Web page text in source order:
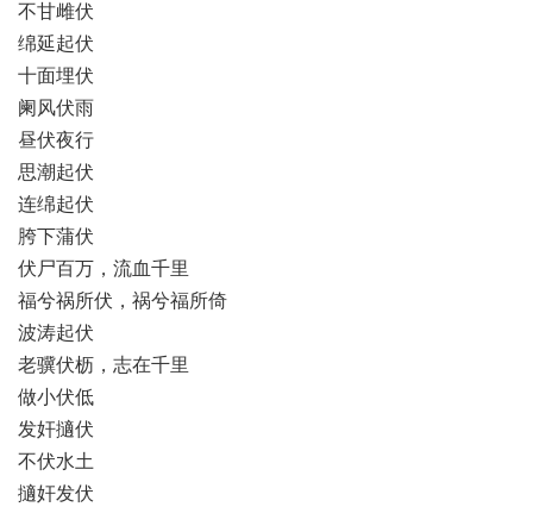
不甘雌伏
绵延起伏
十面埋伏
阑风伏雨
昼伏夜行
思潮起伏
连绵起伏
胯下蒲伏
伏尸百万，流血千里
福兮祸所伏，祸兮福所倚
波涛起伏
老骥伏枥，志在千里
做小伏低
发奸擿伏
不伏水土
擿奸发伏